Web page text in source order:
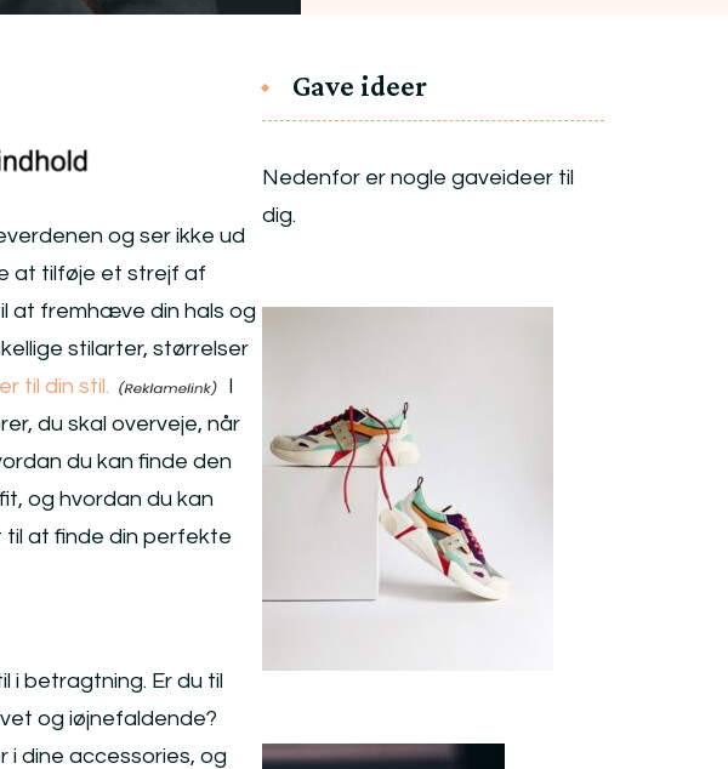
og ser ikke ud
at tilføje et strejf af
at fremhæve din hals og
stilarter, størrelser
til din stil.
I
du skal overveje, når
du kan finde den
og hvordan du kan
til at finde din perfekte
i betragtning. Er du til
og iøjnefaldende?
i dine accessories, og
Gave ideer
Nedenfor er nogle gaveideer til
dig.